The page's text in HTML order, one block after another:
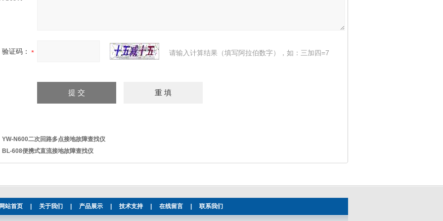
验证码： 请输入计算结果（填写阿拉伯数字），如：三加四=7
YW-N600二次回路多点接地故障查找仪
BL-608便携式直流接地故障查找仪
网站首页 关于我们 产品展示 技术支持 在线留言 联系我们